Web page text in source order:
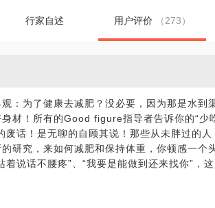
行家自述 用户评价 （273）
：为了健康去减肥？没必要，因为那是水到
材！所有的Good figure指导者告诉你的“少
废话！是无聊的自顾其说！那些从未胖过的
研究，来如何减肥和保持体重，你顿感一个
着说话不腰疼”、“我要是能做到还来找你”，
。承载减肥方法的，是书；让你恍然大悟的